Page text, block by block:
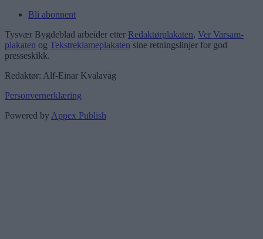
Bli abonnent
Tysvær Bygdeblad arbeider etter Redaktørplakaten, Ver Varsam-
plakaten og Tekstreklameplakaten sine retningslinjer for god
presseskikk.
Redaktør: Alf-Einar Kvalavåg
Personvernerklæring
Powered by Appex Publish